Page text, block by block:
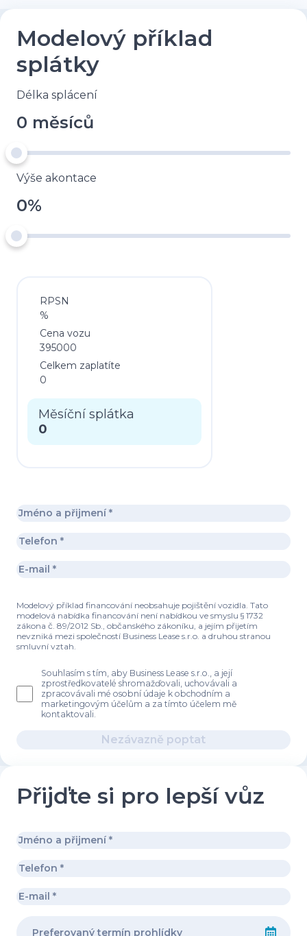
Modelový příklad
splátky
Délka splácení
0 měsíců
Výše akontace
0%
RPSN
%
Cena vozu
395000
Celkem zaplatíte
0
Měsíční splátka
0
Modelový příklad financování neobsahuje pojištění vozidla. Tato
modelová nabídka financování není nabídkou ve smyslu § 1732
zákona č. 89/2012 Sb., občanského zákoníku, a jejím přijetím
nevzniká mezi společností Business Lease s.r.o. a druhou stranou
smluvní vztah.
Souhlasím s tím, aby Business Lease s.r.o., a její
zprostředkovatelé shromažďovali, uchovávali a
zpracovávali mé osobní údaje k obchodním a
marketingovým účelům a za tímto účelem mě
kontaktovali.
Nezávazně poptat
Přijďte si pro lepší vůz